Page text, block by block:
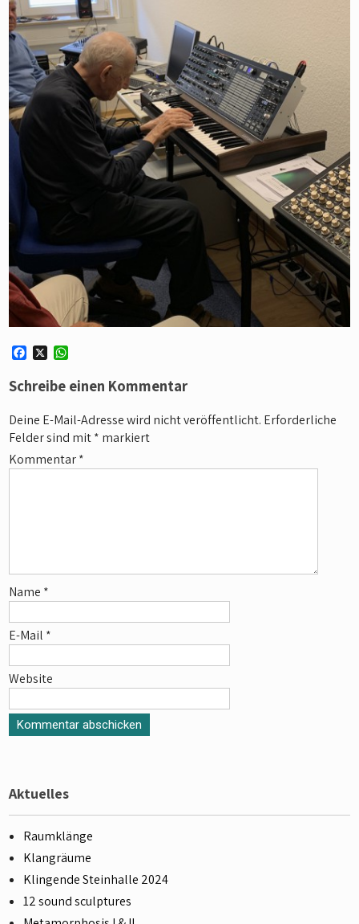
F
c
e
o
o
k
X
a
t
A
p
p
Schreibe einen Kommentar
Deine E-Mail-Adresse wird nicht veröffentlicht. Erforderliche
Felder sind mit* markiert
Kommentar*
Name *
E-Mail *
Website
Aktuelles
Raumklänge
Klangräume
Klingende Steinhalle 2024
12 sound sculptures